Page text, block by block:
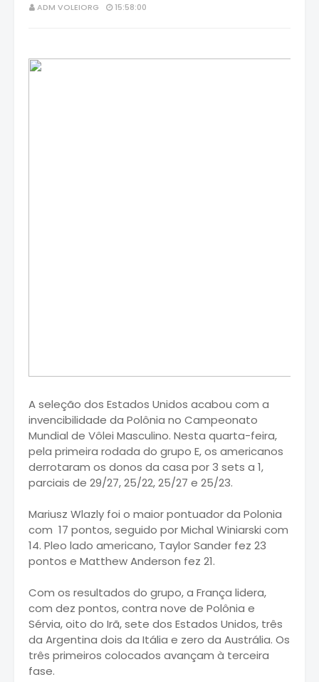
ADM VOLEIORG 15:58:00
A seleção dos Estados Unidos acabou com a
invencibilidade da Polônia no Campeonato
Mundial de Vôlei Masculino. Nesta quarta-feira,
pela primeira rodada do grupo E, os americanos
derrotaram os donos da casa por 3 sets a 1,
parciais de 29/27, 25/22, 25/27 e 25/23.
Mariusz Wlazly foi o maior pontuador da Polonia
com 17 pontos, seguido porMichal Winiarski com
14. Pleo lado americano, Taylor Sander fez 23
pontos e Matthew Anderson fez 21.
Com os resultados do grupo, a França lidera,
com dez pontos, contra nove de Polônia e
Sérvia, oito do Irã, sete dos Estados Unidos, três
da Argentina dois da Itália e zero da Austrália. Os
três primeiros colocados avançam à terceira
fase.